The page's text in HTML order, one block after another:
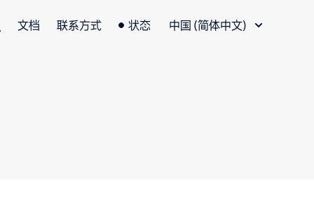
文档 联系方式 状态
中国 (简体中文)